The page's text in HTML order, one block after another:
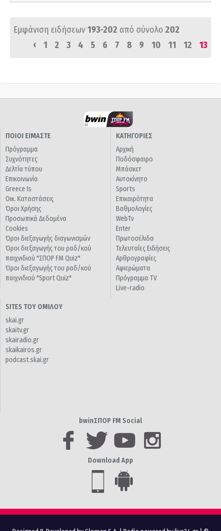
Εμφάνιση ειδήσεων193-202 από σύνολο 202
‹
1 2 3 4 5 6 7 8 9 10 11 12 13
ΠΟΙΟΙ ΕΙΜΑΣΤΕ
Πρόγραμμα
Συχνότητες
Δελτία τύπου
Επικοινωνία
Greece Is
Οικ. Καταστάσεις
Όροι Χρήσης
Προσωπικά Δεδομένα
Cookies
Όροι διεξαγωγής διαγωνισμών
Όροι διεξαγωγής του ραδ/κού
παιχνιδιού "ΣΠΟΡ FM Quiz"
Όροι διεξαγωγής του ραδ/κού
παιχνιδιού "Sport Quiz"
ΚΑΤΗΓΟΡΙΕΣ
Αρχική
Ποδόσφαιρο
Μπάσκετ
Αυτοκίνητο
Sports
Επικαιρότητα
Βαθμολογίες
WebTv
Enter
Πρωτοσέλιδα
Τελευταίες Ειδήσεις
Αρθρογραφίες
Αφιερώματα
Πρόγραμμα TV
Live-radio
SITES ΤΟΥ ΟΜΙΛΟΥ
skai.gr
skaitv.gr
skairadio.gr
skaikairos.gr
podcast.skai.gr
bwinΣΠΟΡ FM Social
Download App